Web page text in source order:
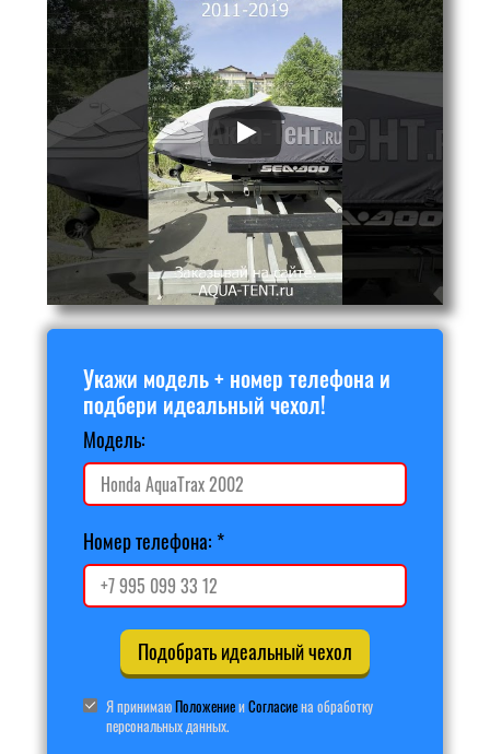
Укажи модель + номер телефона и
подбери идеальный чехол!
Модель:
Номер телефона:
Подобрать идеальный чехол
Я принимаюПоложениеиСогласиена обработку
персональных данных.